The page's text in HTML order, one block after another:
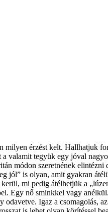
érzést kelt. Hallhatjuk
tegyük egy jóval
módon szeretnének
jól” is olyan, amit gyakran
mi pedig átélhetjük a
Egy nő sminkkel vagy
Igaz a csomagolás,